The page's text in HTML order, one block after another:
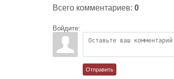
Всего комментариев: 0
Войдите:
Отправить